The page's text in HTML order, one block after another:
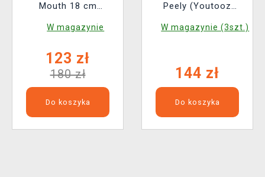
Mouth 18 cm
W magazynie
123 zł
180 zł
Do koszyka
Peely (Youtooz
W magazynie (3szt.)
144 zł
Do koszyka